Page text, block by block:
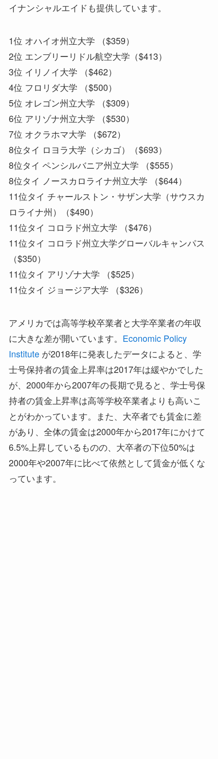
イナンシャルエイドも提供しています。
1位 オハイオ州立大学 （$359）
2位 エンブリーリドル航空大学（$413）
3位 イリノイ大学 （$462）
4位 フロリダ大学 （$500）
5位 オレゴン州立大学 （$309）
6位 アリゾナ州立大学 （$530）
7位 オクラホマ大学 （$672）
8位タイ ロヨラ大学（シカゴ）（$693）
8位タイ ペンシルバニア州立大学 （$555）
8位タイ ノースカロライナ州立大学 （$644）
11位タイ チャールストン・サザン大学（サウスカ
ロライナ州）（$490）
11位タイ コロラド州立大学 （$476）
11位タイ コロラド州立大学グローバルキャンパス
（$350）
11位タイ アリゾナ大学 （$525）
11位タイ ジョージア大学 （$326）
アメリカでは高等学校卒業者と大学卒業者の年収
に大きな差が開いています。 Economic Policy
Instituteが2018年に発表したデータによると、学
士号保持者の賃金上昇率は2017年は緩やかでした
が、2000年から2007年の長期で見ると、学士号保
持者の賃金上昇率は高等学校卒業者よりも高いこ
とがわかっています。また、大卒者でも賃金に差
があり、全体の賃金は2000年から2017年にかけて
6.5%上昇しているものの、大卒者の下位50%は
2000年や2007年に比べて依然として賃金が低くな
っています。